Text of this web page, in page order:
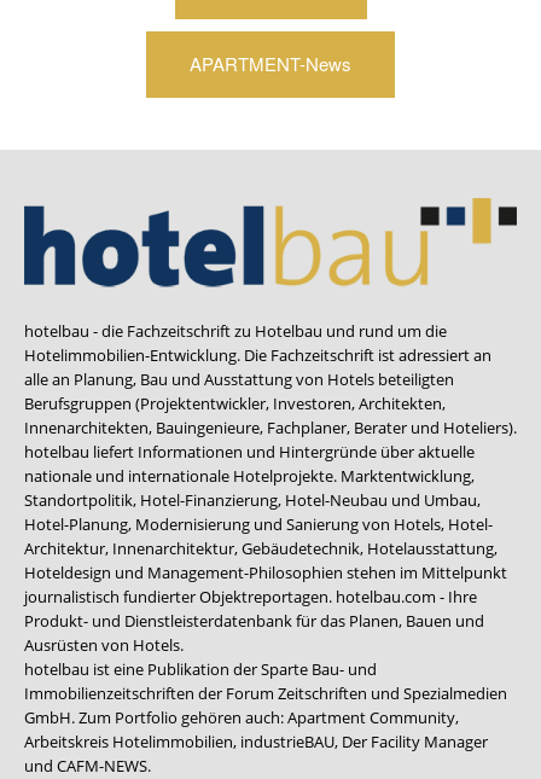
APARTMENT-News
hotelbau - die Fachzeitschrift zu Hotelbau und rund um die
Hotelimmobilien-Entwicklung. Die Fachzeitschrift ist adressiert an
alle an Planung, Bau und Ausstattung von Hotels beteiligten
Berufsgruppen (Projektentwickler, Investoren, Architekten,
Innenarchitekten, Bauingenieure, Fachplaner, Berater und Hoteliers).
hotelbau liefert Informationen und Hintergründe über aktuelle
nationale und internationale Hotelprojekte. Marktentwicklung,
Standortpolitik, Hotel-Finanzierung, Hotel-Neubau und Umbau,
Hotel-Planung, Modernisierung und Sanierung von Hotels, Hotel-
Architektur, Innenarchitektur, Gebäudetechnik, Hotelausstattung,
Hoteldesign und Management-Philosophien stehen im Mittelpunkt
journalistisch fundierter Objektreportagen. hotelbau.com - Ihre
Produkt- und Dienstleisterdatenbank für das Planen, Bauen und
Ausrüsten von Hotels.
hotelbau ist eine Publikation der Sparte Bau- und
Immobilienzeitschriften der Forum Zeitschriften und Spezialmedien
GmbH. Zum Portfolio gehören auch:Apartment Community,
Arbeitskreis Hotelimmobilien, industrieBAU, Der Facility Manager
und CAFM-NEWS.